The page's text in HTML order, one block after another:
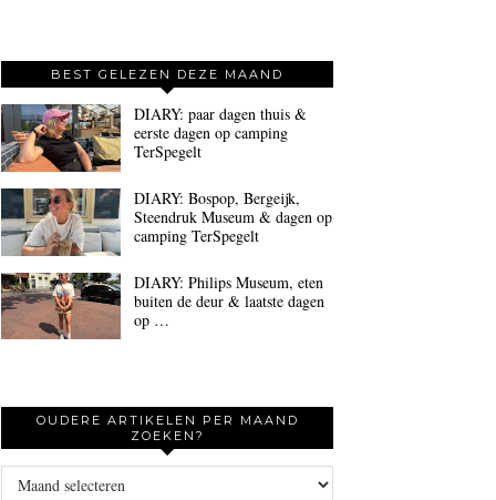
BEST GELEZEN DEZE MAAND
DIARY: paar dagen thuis &
eerste dagen op camping
TerSpegelt
DIARY: Bospop, Bergeijk,
Steendruk Museum & dagen op
camping TerSpegelt
DIARY: Philips Museum, eten
buiten de deur & laatste dagen
op …
OUDERE ARTIKELEN PER MAAND
ZOEKEN?
Oudere